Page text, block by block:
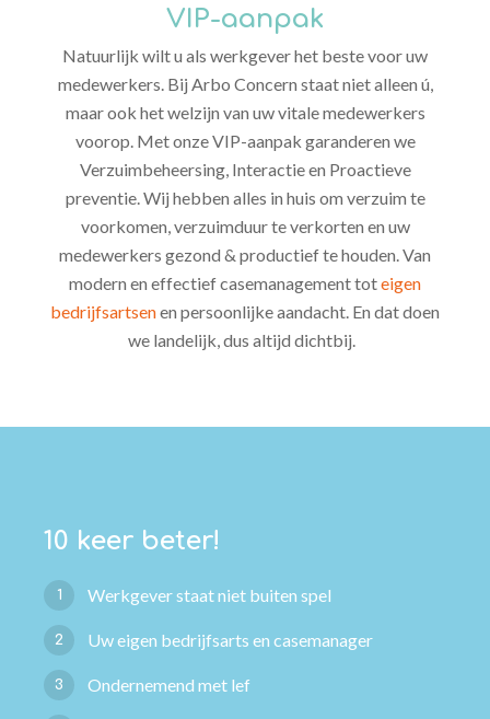
VIP-aanpak
Natuurlijk wilt u als werkgever het beste voor uw
medewerkers. Bij Arbo Concern staat niet alleen ú,
maar ook het welzijn van uw vitale medewerkers
voorop. Met onze VIP-aanpak garanderen we
Verzuimbeheersing, Interactie en Proactieve
preventie. Wij hebben alles in huis om verzuim te
voorkomen, verzuimduur te verkorten en uw
medewerkers gezond & productief te houden. Van
modern en effectief casemanagement toteigen
bedrijfsartsenen persoonlijke aandacht. En dat doen
we landelijk, dus altijd dichtbij.
10 keer beter!
1 Werkgever staat niet buiten spel
2 Uw eigen bedrijfsarts en casemanager
3 Ondernemend met lef